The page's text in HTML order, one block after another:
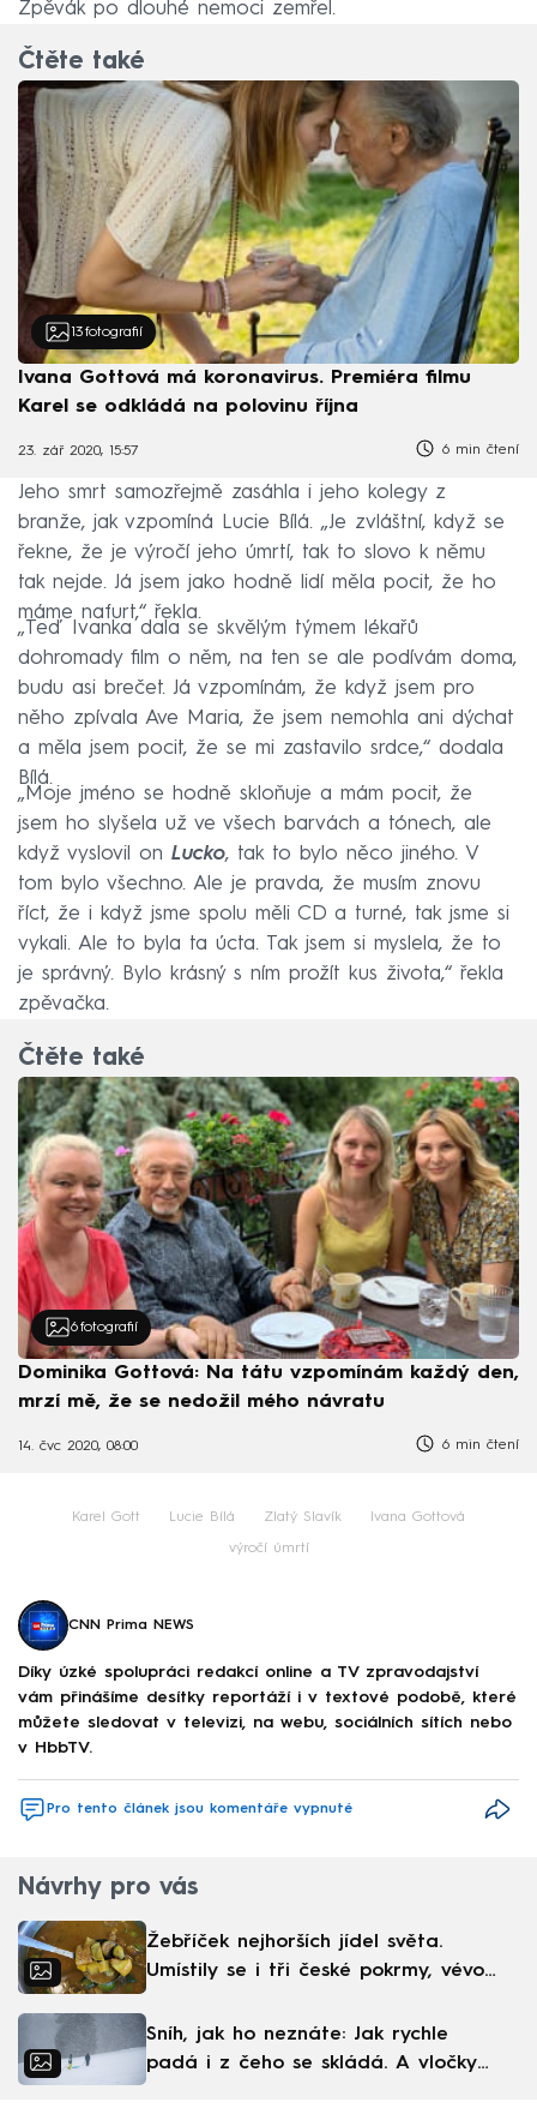
Zpěvák po dlouhé nemoci zemřel.
Čtěte také
13 fotografií
Ivana Gottová má koronavirus. Premiéra filmu
Karel se odkládá na polovinu října
23. zář 2020, 15:57 6 min čtení
Jeho smrt samozřejmě zasáhla i jeho kolegy z
branže, jak vzpomíná Lucie Bílá. „Je zvláštní, když se
řekne, že je výročí jeho úmrtí, tak to slovo k němu
tak nejde. Já jsem jako hodně lidí měla pocit, že ho
máme nafurt,“ řekla.
„Teď Ivanka dala se skvělým týmem lékařů
dohromady film o něm, na ten se ale podívám doma,
budu asi brečet. Já vzpomínám, že když jsem pro
něho zpívala Ave Maria, že jsem nemohla ani dýchat
a měla jsem pocit, že se mi zastavilo srdce,“ dodala
Bílá.
„Moje jméno se hodně skloňuje a mám pocit, že
jsem ho slyšela už ve všech barvách a tónech, ale
když vyslovil on Lucko, tak to bylo něco jiného. V
tom bylo všechno. Ale je pravda, že musím znovu
říct, že i když jsme spolu měli CD a turné, tak jsme si
vykali. Ale to byla ta úcta. Tak jsem si myslela, že to
je správný. Bylo krásný s ním prožít kus života,“ řekla
zpěvačka.
Čtěte také
6 fotografií
Dominika Gottová: Na tátu vzpomínám každý den,
mrzí mě, že se nedožil mého návratu
14. čvc 2020, 08:00 6 min čtení
Karel Gott Lucie Bílá Zlatý Slavík Ivana Gottová
výročí úmrtí
CNN Prima NEWS
Díky úzké spolupráci redakcí online a TV zpravodajství
vám přinášíme desítky reportáží i v textové podobě, které
můžete sledovat v televizi, na webu, sociálních sítích nebo
v HbbTV.
Pro tento článek jsou komentáře vypnuté
Návrhy pro vás
Žebříček nejhorších jídel světa.
Umístily se i tři české pokrmy, vévodí
Sníh, jak ho neznáte: Jak rychle
padá i z čeho se skládá. A vločky